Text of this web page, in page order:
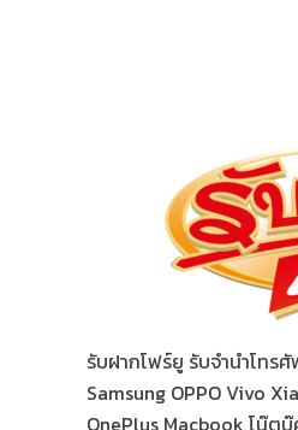
รับฝากโฟร์ยู รับจำนำโท
Samsung OPPO Vivo